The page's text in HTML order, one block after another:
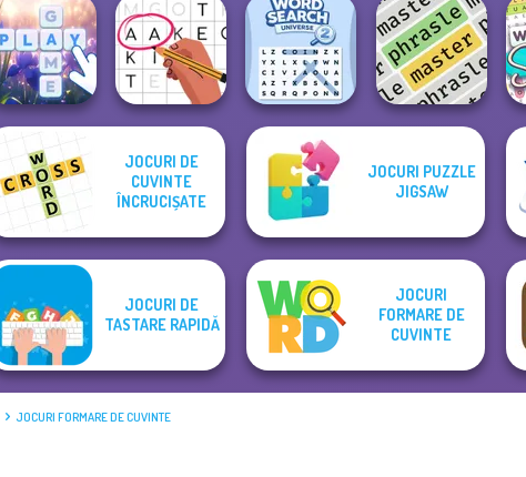
Bubble Letters Letters Match
Word Search
Universe 2
Phrasle Master
JOCURI DE
CUVINTE
ÎNCRUCIȘATE
JOCURI PUZZLE
JIGSAW
JOCURI DE
TASTARE RAPIDĂ
JOCURI
FORMARE DE
CUVINTE
JOCURI FORMARE DE CUVINTE